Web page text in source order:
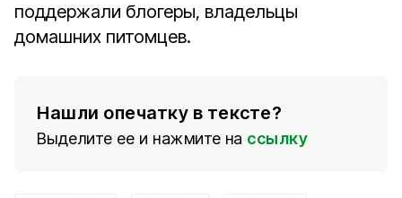
поддержали блогеры, владельцы
домашних питомцев.
Нашли опечатку в тексте?
Выделите ее и нажмите на ссылку